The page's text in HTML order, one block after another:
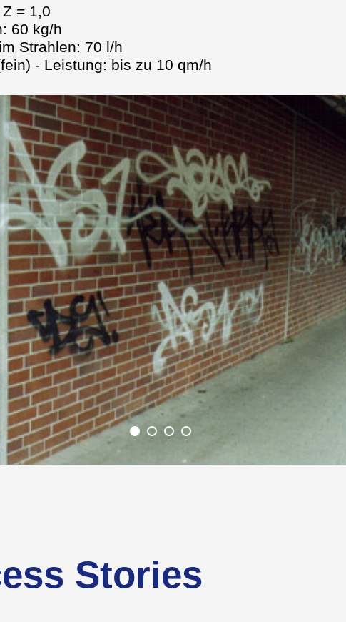
= 1,0
60 kg/h
Strahlen: 70 l/h
- Leistung: bis zu 10 qm/h
Stories